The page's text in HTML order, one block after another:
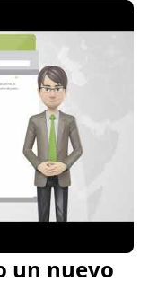
un nuevo